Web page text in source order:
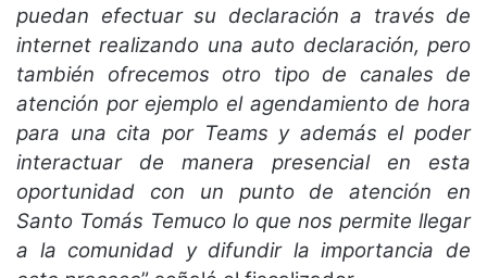
puedan efectuar su declaración a través de
internet realizando una auto declaración, pero
también ofrecemos otro tipo de canales de
atención por ejemplo el agendamiento de hora
para una cita por Teams y además el poder
interactuar de manera presencial en esta
oportunidad con un punto de atención en
Santo Tomás Temuco lo que nos permite llegar
a la comunidad y difundir la importancia de